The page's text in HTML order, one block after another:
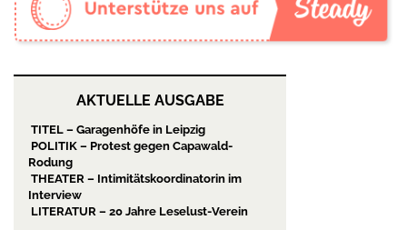
AKTUELLE AUSGABE
TITEL – Garagenhöfe in Leipzig
POLITIK – Protest gegen Capawald-
Rodung
THEATER – Intimitätskoordinatorin im
Interview
LITERATUR – 20 Jahre Leselust-Verein